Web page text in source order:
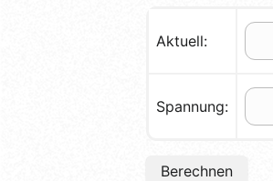
Aktuell:
Spannung:
Berechnen